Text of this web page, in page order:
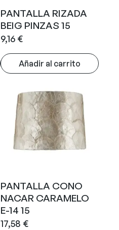
PANTALLA RIZADA
BEIG PINZAS 15
9,16 €
Añadir al carrito
PANTALLA CONO
NACAR CARAMELO
E-14 15
17,58 €